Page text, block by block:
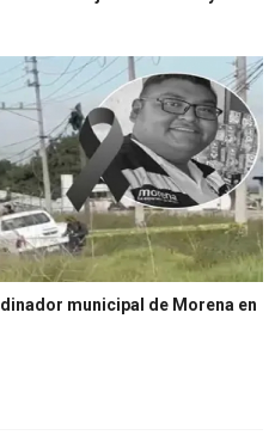
municipal de Morena en